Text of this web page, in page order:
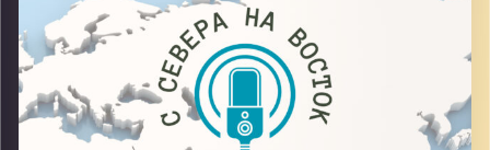
Image Credits:AudioVersity